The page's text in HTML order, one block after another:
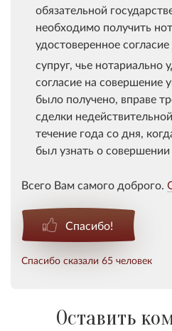
обязательной
необходимо получить
удостоверенное
супруг, чье нотариально
согласие на совершение
было получено, вправе
сделки
течение года со дня,
был узнать о
Всего Вам самого доброго.
Спасибо!
Спасибо сказали 65 человек
Оставить